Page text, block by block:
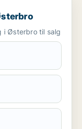
i Østerbro til salg